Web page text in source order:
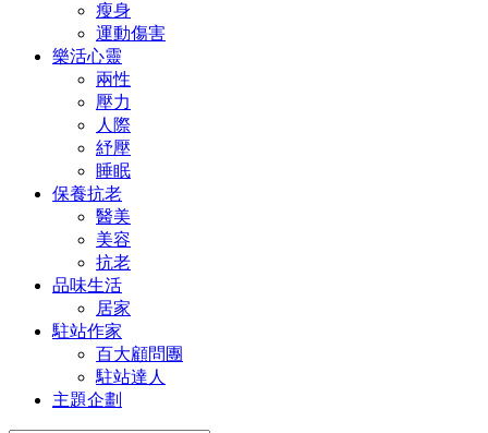
瘦身
運動傷害
樂活心靈
兩性
壓力
人際
紓壓
睡眠
保養抗老
醫美
美容
抗老
品味生活
居家
駐站作家
百大顧問團
駐站達人
主題企劃